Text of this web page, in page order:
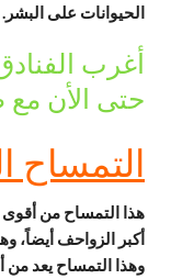
الحيوانات على البشر.
أغرب
حتى الأن مع
التمساح
هذا التمساح من أقوى
أكبر الزواحف أيضاً،
وهذا التمساح يعد من